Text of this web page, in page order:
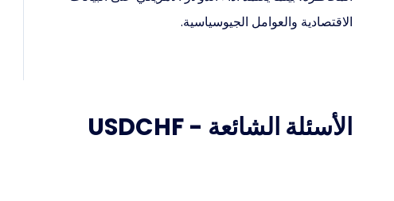
الاقتصادية والعوامل الجيوسياسية.
الأسئلة الشائعة - USDCHF